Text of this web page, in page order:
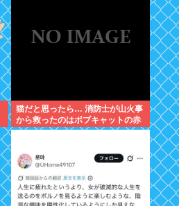
猫だと思ったら… 消防士が山火事
から救ったのはボブキャットの赤
ちゃん！